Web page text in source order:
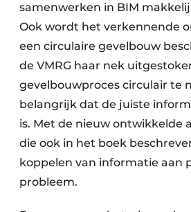
samenwerken in BIM
Ook wordt het verkennende
een circulaire gevelbouw
de VMRG haar nek
gevelbouwproces circulair te
belangrijk dat de juiste
is. Met de nieuw ontwikkelde
die ook in het boek
koppelen van informatie aan
probleem.